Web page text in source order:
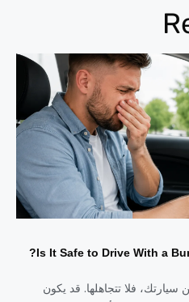
Is It Safe to Drive With a
فلا تتجاهلها. قد يكون